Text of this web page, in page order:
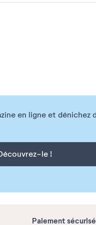
en ligne et dénichez
le !
Paiement sécurisé